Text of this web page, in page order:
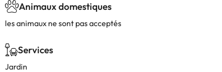
Animaux domestiques
les animaux ne sont pas acceptés
Services
Jardin